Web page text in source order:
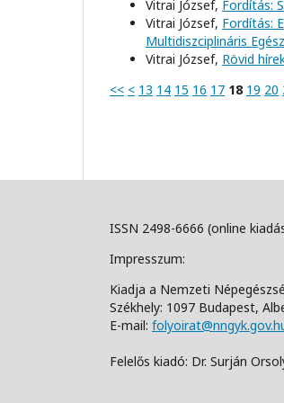
Vitrai József, Fordítás:
Vitrai József, Fordítás:
Multidiszciplináris
Vitrai József, Rövid
<< < 13 14 15 16 17 18 19 20
ISSN 2498-6666 (online
Impresszum:
Kiadja a Nemzeti
Székhely: 1097 Budapest,
E-mail:
Felelős kiadó: Dr. Surján